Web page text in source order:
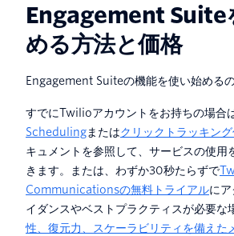
Engagement Suite
める方法と価格
Engagement Suiteの機能を使い始めるの
すでにTwilioアカウントをお持ちの場合は
Schedulingまたはクリックトラッキン
キュメントを参照して、サービスの使用
きます。または、わずか30秒たらずで
Communicationsの無料トライアルに
イダンスやベストプラクティスが必要な
性、復元力、スケーラビリティを備えた